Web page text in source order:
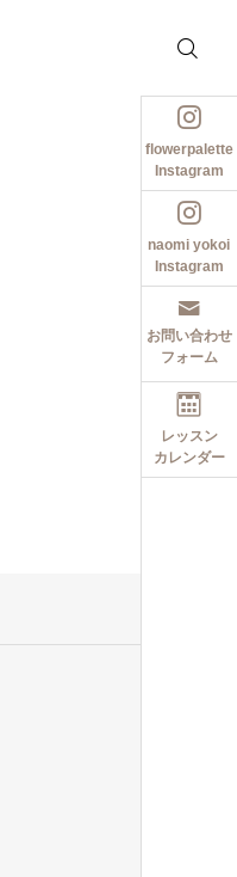
flowerpalette
Instagram
naomi yokoi
Instagram
お問い合わせ
フォーム
レッスン
カレンダー